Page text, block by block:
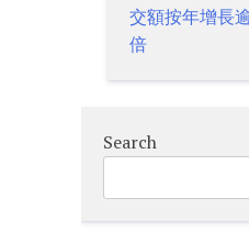
交額按年增長
倍
Search